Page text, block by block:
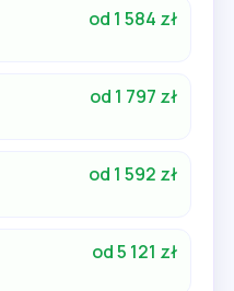
od 1 584 zł
od 1 797 zł
od 1 592 zł
od 5 121 zł